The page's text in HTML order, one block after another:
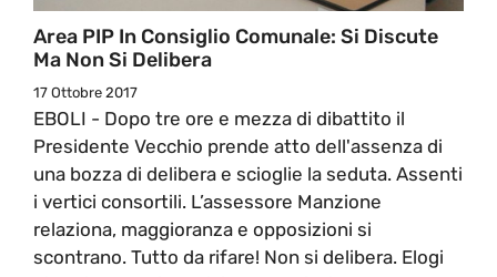
Area PIP In Consiglio Comunale: Si Discute
Ma Non Si Delibera
17 Ottobre 2017
EBOLI - Dopo tre ore e mezza di dibattito il
Presidente Vecchio prende atto dell'assenza di
una bozza di delibera e scioglie la seduta. Assenti
i vertici consortili. L’assessore Manzione
relaziona, maggioranza e opposizioni si
scontrano. Tutto da rifare! Non si delibera. Elogi